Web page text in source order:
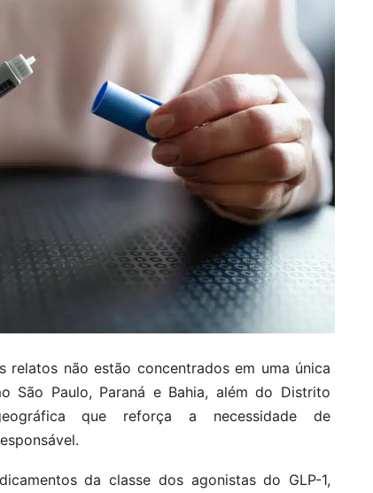
não estão concentrados em uma única
São Paulo, Paraná e Bahia, além do Distrito
que reforça a necessidade de
da classe dos agonistas do GLP-1,